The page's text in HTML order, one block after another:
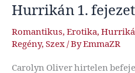
Hurrikán 1. fejezet
Romantikus, Erotika,
Regény, Szex/ ByEmmaZR
Carolyn Oliver hirtelen